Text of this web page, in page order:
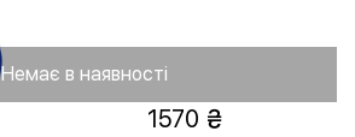
Немає в наявності
1570